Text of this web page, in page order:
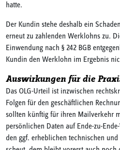
hatte.
Der Kundin stehe deshalb ein
erneut zu zahlenden Werklohns zu.
Einwendung nach § 242 BGB
Kundin den Werklohn im Ergebnis
Auswirkungen für die
Das OLG-Urteil ist inzwischen
Folgen für den geschäftlichen
sollten künftig für ihren Mailverkehr
persönlichen Daten auf Ende-zu-
den ggf. erheblichen technischen